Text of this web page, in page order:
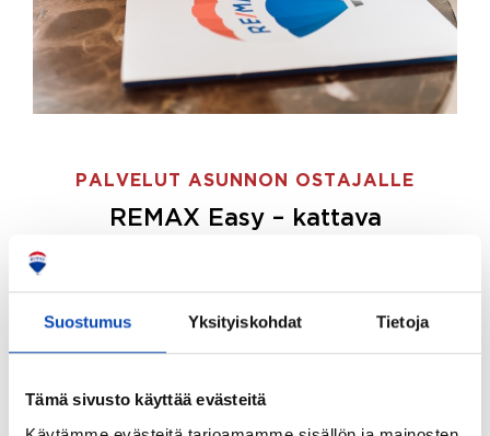
Suostumus Yksityiskohdat Tietoja
Tämä sivusto käyttää evästeitä
PALVELUT ASUNNON OSTAJALLE
REMAX Easy – kattava
ostajille.
Tee ostotoimeksianto ja etsimme juuri